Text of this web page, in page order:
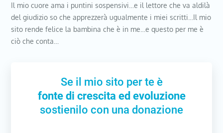
Il mio cuore ama i puntini sospensivi…e il lettore che va aldilà
del giudizio so che apprezzerà ugualmente i miei scritti…Il mio
sito rende felice la bambina che è in me…e questo per me è
ciò che conta…
Se il mio sito per te è
fonte di crescita ed evoluzione
sostienilo con una donazione